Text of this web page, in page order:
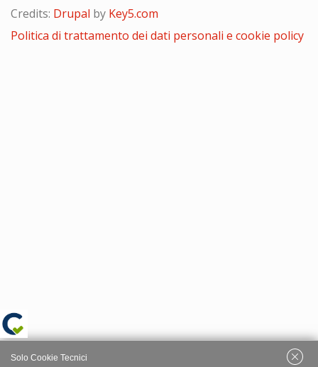
Credits: Drupal by Key5.com
Politica di trattamento dei dati personali e cookie policy
Solo Cookie Tecnici